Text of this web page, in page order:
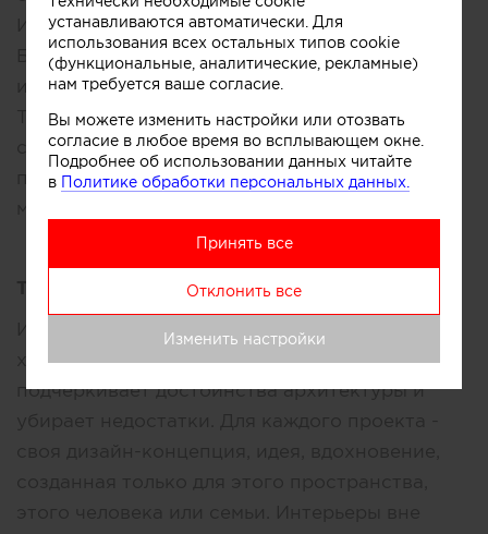
ИФ дизайн (IF design).
Бюро специализируется на элегантных
интерьерах вне времени и с характером.
Также проектируем предметы интерьера для
своих проектов и сотрудничаем с брендами-
производителями оригинальной дизайн-
Творческое кредо:
Интерьер отражает образ человека, его
характер и стиль жизни. Интерьер
подчеркивает достоинства архитектуры и
устанавливаются автоматически. Для
использования всех остальных типов cookie
(функциональные, аналитические, рекламные)
нам требуется ваше согласие.
Вы можете изменить настройки или отозвать
согласие в любое время во всплывающем окне.
Подробнее об использовании данных читайте
в Политике обработки персональных данных.
Принять все
Отклонить все
Изменить настройки